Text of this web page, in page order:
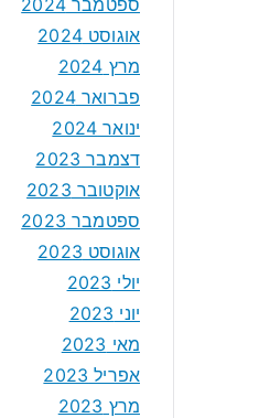
ספטמבר 2024
אוגוסט 2024
מרץ 2024
פברואר 2024
ינואר 2024
דצמבר 2023
אוקטובר 2023
ספטמבר 2023
אוגוסט 2023
יולי 2023
יוני 2023
מאי 2023
אפריל 2023
מרץ 2023